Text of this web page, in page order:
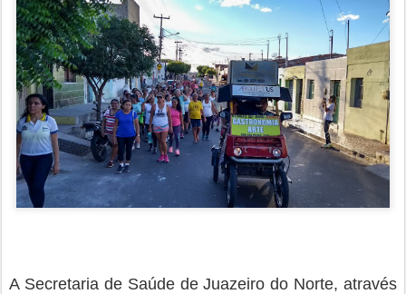
A Secretaria de Saúde de Juazeiro do Norte, através